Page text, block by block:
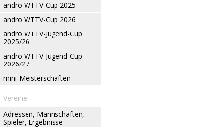
andro WTTV-Cup 2025
andro WTTV-Cup 2026
andro WTTV-Jugend-Cup
2025/26
andro WTTV-Jugend-Cup
2026/27
mini-Meisterschaften
Vereine
Adressen, Mannschaften,
Spieler, Ergebnisse